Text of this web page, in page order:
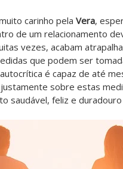
carinho pela Vera,
de um relacionamento
vezes, acabam
que podem ser
é capaz de até
sobre estas
saudável, feliz e